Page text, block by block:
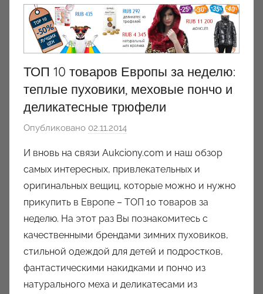
ТОП 10 товаров Европы за неделю:
теплые пуховики, меховые пончо и
деликатесные трюфели
Опубликовано 02.11.2014
т
о
р
о
м
a
u
k
c
И вновь на связи Aukciony.com и наш обзор
самых интересных, привлекательных и
оригинальных вещиц, которые можно и нужно
прикупить в Европе – ТОП 10 товаров за
неделю. На этот раз Вы познакомитесь с
качественными брендами зимних пуховиков,
стильной одеждой для детей и подростков,
фантастическими накидками и пончо из
натурального меха и деликатесами из